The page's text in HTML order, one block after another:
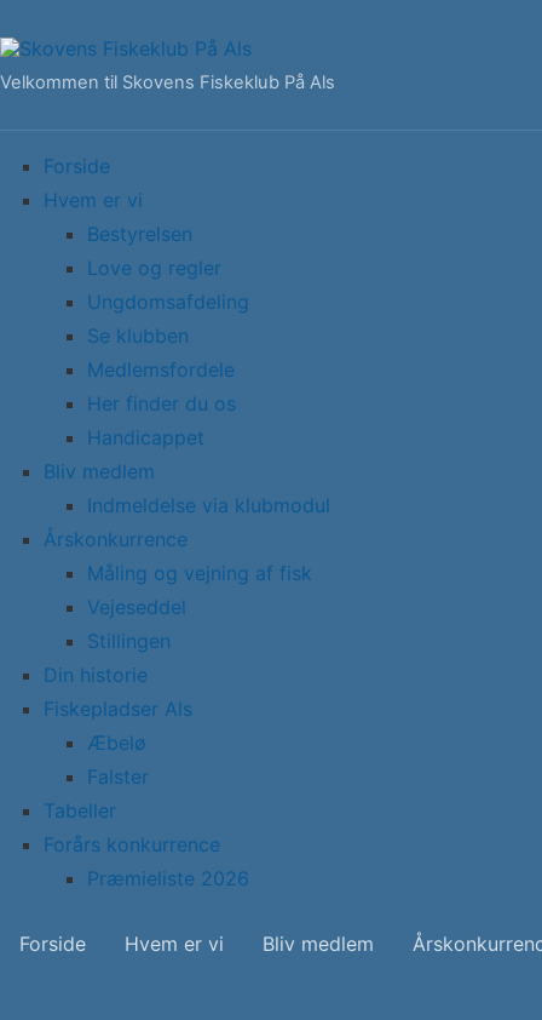
Velkommen til Skovens Fiskeklub På Als
Forside
Hvem er vi
Bestyrelsen
Love og regler
Ungdomsafdeling
Se klubben
Medlemsfordele
Her finder du os
Handicappet
Bliv medlem
Indmeldelse via klubmodul
Årskonkurrence
Måling og vejning af fisk
Vejeseddel
Stillingen
Din historie
Fiskepladser Als
Æbelø
Falster
Tabeller
Forårs konkurrence
Præmieliste 2026
Forside Hvem er vi Bliv medlem